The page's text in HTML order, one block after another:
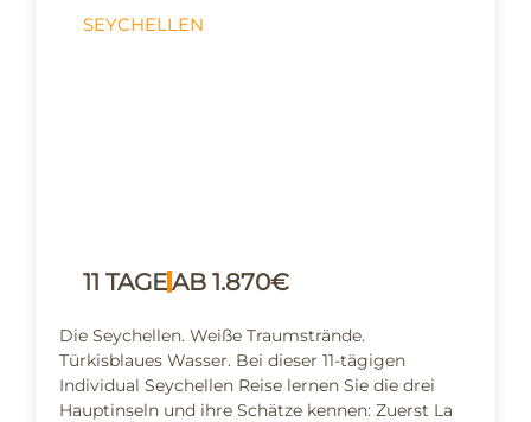
SEYCHELLEN
11 TAGEAB 1.870€
Die Seychellen. Weiße Traumstrände.
Türkisblaues Wasser. Bei dieser 11-tägigen
Individual Seychellen Reise lernen Sie die drei
Hauptinseln und ihre Schätze kennen: Zuerst La